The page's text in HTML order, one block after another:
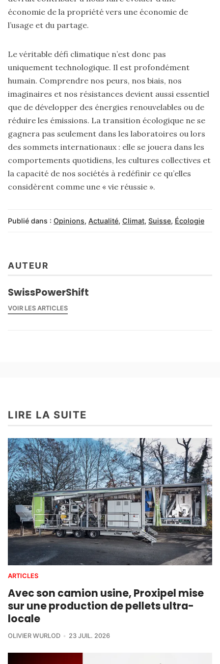
économie de la propriété vers une économie de
l’usage et du partage.
Le véritable défi climatique n’est donc pas
uniquement technologique. Il est profondément
humain. Comprendre nos peurs, nos biais, nos
imaginaires et nos résistances devient aussi essentiel
que de développer des énergies renouvelables ou de
réduire les émissions. La transition écologique ne se
gagnera pas seulement dans les laboratoires ou lors
des sommets internationaux : elle se jouera dans les
comportements quotidiens, les cultures collectives et
la capacité de nos sociétés à redéfinir ce qu’elles
considèrent comme une « vie réussie ».
Publié dans : Opinions, Actualité, Climat, Suisse, Écologie
AUTEUR
SwissPowerShift
VOIR LES ARTICLES
LIRE LA SUITE
ARTICLES
Avec son camion usine, Proxipel mise
sur une production de pellets ultra-
locale
OLIVIER WURLOD 23 JUIL. 2026